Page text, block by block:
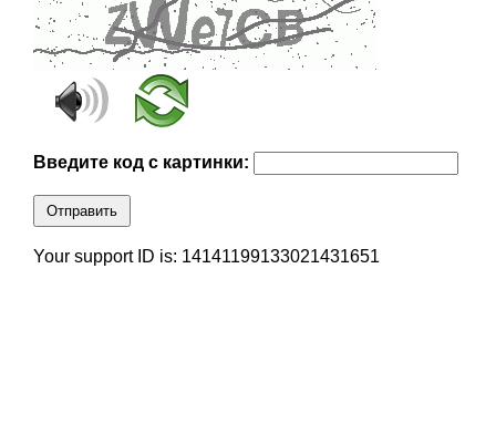
Введите код с картинки:
Отправить
Your support ID is: 14141199133021431651